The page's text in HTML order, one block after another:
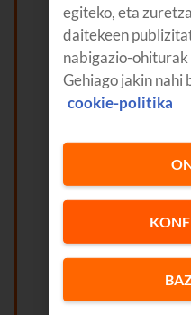
Presentziala
Bai
egiteko, eta
daitekeen
nabigazio-
Gehiago jakin nahi
cookie-politika